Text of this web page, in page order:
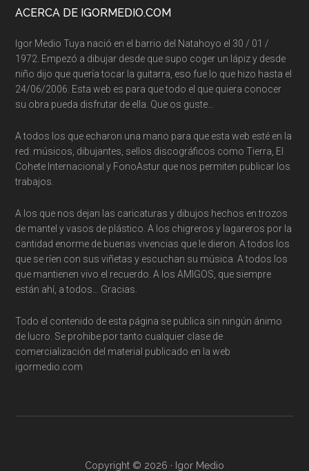
ACERCA DE IGORMEDIO.COM
Igor Medio Tuya nació en el barrio del Natahoyo el 30 / 01 /
1972. Empezó a dibujar desde que supo coger un lápiz y desde
niño dijo que quería tocar la guitarra, eso fue lo que hizo hasta el
24/06/2006. Esta web es para que todo el que quiera conocer
su obra pueda disfrutar de ella. Que os guste…
A todos los que echaron una mano para que esta web esté en la
red: músicos, dibujantes, sellos discográficos como Tierra, El
Cohete Internacional y FonoAstur que nos permiten publicar los
trabajos.
A los que nos dejan las caricaturas y dibujos hechos en trozos
de mantel y vasos de plástico. A los chigreros y lagareros por la
cantidad enorme de buenas vivencias que le dieron. A todos los
que se ríen con sus viñetas y escuchan su música. A todos los
que mantienen vivo el recuerdo. A los AMIGOS, que siempre
están ahí, a todos… Gracias.
Todo el contenido de esta página se publica sin ningún ánimo
de lucro. Se prohibe por tanto cualquier clase de
comercialización del material publicado en la web
igormedio.com
Copyright © 2026 · Igor Medio